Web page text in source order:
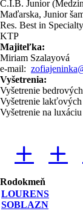
C.I.B. Junior
Maďarska, Junior
Res. Best in
KTP
Majiteľka:
Miriam Szalayová
e-mail:
Vyšetrenia:
Vyšetrenie
Vyšetrenie
Vyšetrenie na
Rodokmeň
LOURENS
SOBLAZN